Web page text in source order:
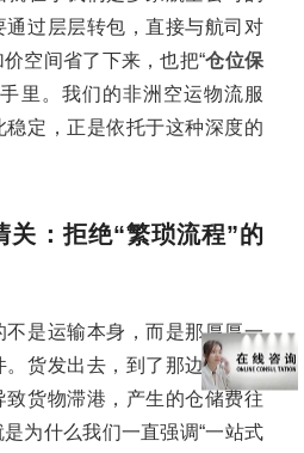
过层层转包，直接与航司对
空间省了下来，也把“仓位保
里。我们的非洲空运物流服
定，正是依托于这种深度的
关：拒绝“繁琐流程”的
是运输本身，而是那厚厚一
货发出去，到了那边如果因
货物滞港，产生的仓储费往
为什么我们一直强调“一站式